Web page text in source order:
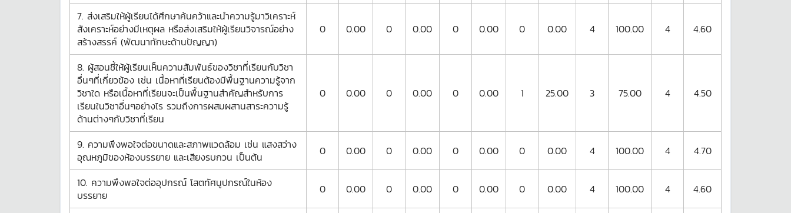
7. ส่งเสริมให้ผู้เรียนได้ศึกษาค้นคว้าและนำความรู้มาวิเคราะห์
สังเคราะห์อย่างมีเหตุผล หรือส่งเสริมให้ผู้เรียนวิจารณ์อย่าง
สร้างสรรค์ (พัฒนาทักษะด้านปัญญา)
0 0.00 0 0.00 0 0.00 0 0.00 4 100.00 4 4.60
8. ผู้สอนชี้ให้ผู้เรียนเห็นความสัมพันธ์ของวิชาที่เรียนกับวิชา
อื่นๆที่เกี่ยวข้อง เช่น เนื้อหาที่เรียนต้องมีพื้นฐานความรู้จาก
วิชาใด หรือเนื้อหาที่เรียนจะเป็นพื้นฐานสำคัญสำหรับการ
เรียนในวิชาอื่นๆอย่างไร รวมถึงการผสมผสานสาระความรู้
ด้านต่างๆกับวิชาที่เรียน
0 0.00 0 0.00 0 0.00 1 25.00 3 75.00 4 4.50
9. ความพึงพอใจต่อขนาดและสภาพแวดล้อม เช่น แสงสว่าง
อุณหภูมิของห้องบรรยาย และเสียงรบกวน เป็นต้น
0 0.00 0 0.00 0 0.00 0 0.00 4 100.00 4 4.70
10. ความพึงพอใจต่ออุปกรณ์ โสตทัศนูปกรณ์ในห้อง
บรรยาย
0 0.00 0 0.00 0 0.00 0 0.00 4 100.00 4 4.60